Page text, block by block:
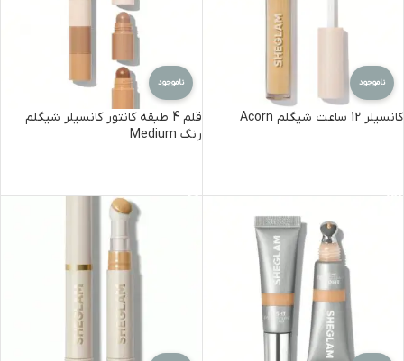
ناموجود
کانسیلر 12 ساعت شیگلم Acorn
ناموجود
قلم 4 طبقه کانتور کانسیلر شیگلم
رنگ Medium